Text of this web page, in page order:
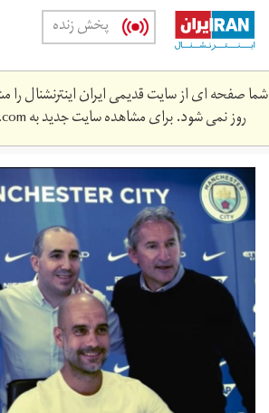
Skip
main
content
پخش زنده
شما صفحه ای از سایت قدیمی ایران اینترنشنال را
روز نمی شود. برای مشاهده سایت جدید به
2018-
05-
soccer-
england-
mci-
guardiola_1.jpg